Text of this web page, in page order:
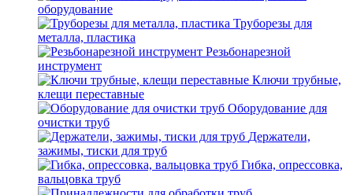
оборудование
Труборезы для
металла, пластика
Резьбонарезной
инструмент
Ключи трубные,
клещи переставные
Оборудование для
очистки труб
Держатели,
зажимы, тиски для труб
Гибка, опрессовка,
вальцовка труб